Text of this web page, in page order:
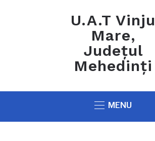
U.A.T Vinju
Mare,
Județul
Mehedinți
MENU